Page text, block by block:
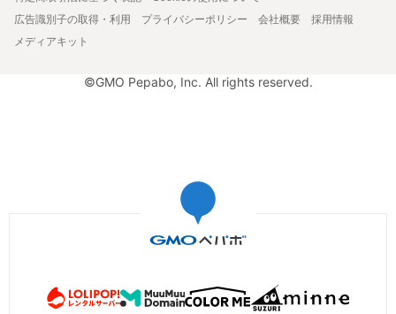
広告識別子の取得・利用
プライバシーポリシー 会社概要
採用情報
メディアキット
©GMO Pepabo, Inc. All rights reserved.